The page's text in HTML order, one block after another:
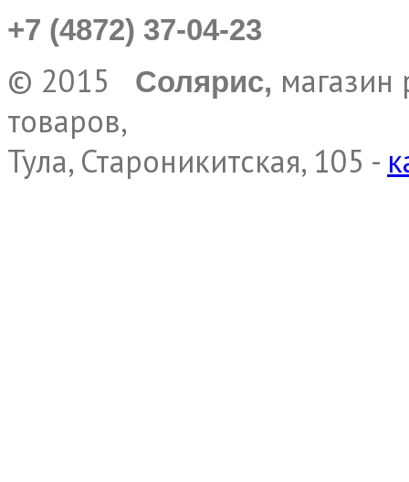
+7 (4872) 37-04-23
© 2015 Солярис, магазин
товаров,
Тула, Староникитская, 105 -